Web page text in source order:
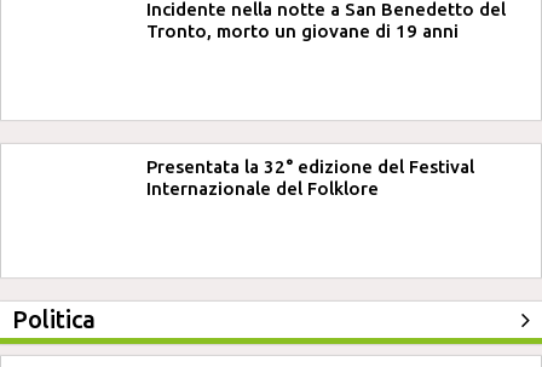
Incidente nella notte a San Benedetto del
Tronto, morto un giovane di 19 anni
Presentata la 32° edizione del Festival
Internazionale del Folklore
Politica